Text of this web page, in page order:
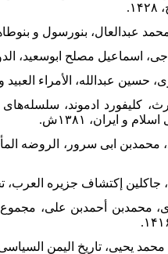
کلیفورد ادموند،
و ایران، ۱۳۸۱ش.
محمدبن ابی سرور، الروضه
محمدبن أحمدبن علی، مجموع